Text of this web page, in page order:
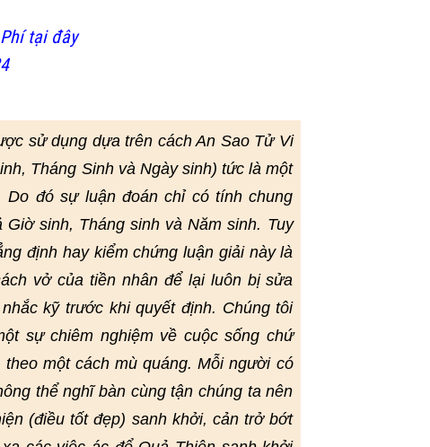
tại đây
sử dụng dựa trên cách An Sao Tử Vi
Tháng Sinh và Ngày sinh) tức là một
đó sự luận đoán chỉ có tính chung
sinh, Tháng sinh và Năm sinh. Tuy
định hay kiểm chứng luận giải này là
vở của tiền nhân để lại luôn bị sửa
kỹ trước khi quyết định. Chúng tôi
sự chiêm nghiệm về cuộc sống chứ
một cách mù quáng. Mỗi người có
thể nghĩ bàn cùng tận chúng ta nên
(điều tốt đẹp) sanh khởi, cản trở bớt